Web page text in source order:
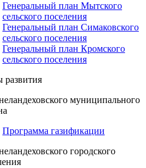
Генеральный план Мытского
сельского поселения
Генеральный план Симаковского
сельского поселения
Генеральный план Кромского
сельского поселения
муниципального
Программа газификации
городского